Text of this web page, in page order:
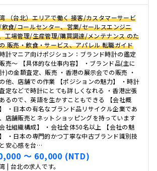
（台北）エリアで働く 接客/カスタマーサービ
食/コールセンター、営業/セールスエンジニ
工場管理/生産管理/購買調達/メンテナンス のた
販売・飲食・サービス、アパレル 転職ガイド
計マニア向けポジション：ブランド時計の鑑定
売～ 【具体的な仕事内容】 ・ブランド品(主に
)の金額査定、販売 ・香港の展示会での販売 ・
他、店舗での作業 【ポジションの魅力】 ・時計
定などで時計にとても詳しくなれる ・香港出張
るので、英語を生かすこともできる 【会社概
・日本の有名なブランド品リサイクル企業であ
店舗販売とネットショッピングを持っています
会社組織構成】 ・会社全体50名以上 【会社の魅
・日本の専門的かつ丁寧な中古ブランド識別技
安心感を台…
〜 60,000 (NTD)
| 台北の求人です。